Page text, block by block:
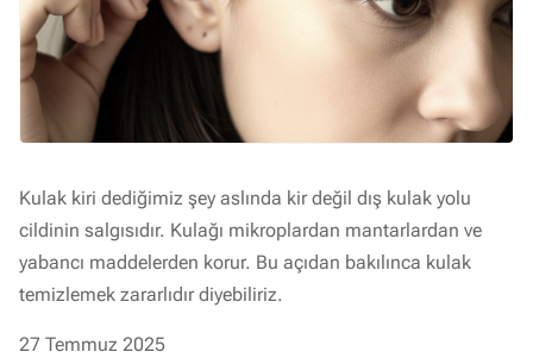
Kulak kiri dediğimiz şey aslında kir değil dış kulak yolu
cildinin salgısıdır. Kulağı mikroplardan mantarlardan ve
yabancı maddelerden korur. Bu açıdan bakılınca kulak
temizlemek zararlıdır diyebiliriz.
27 Temmuz 2025